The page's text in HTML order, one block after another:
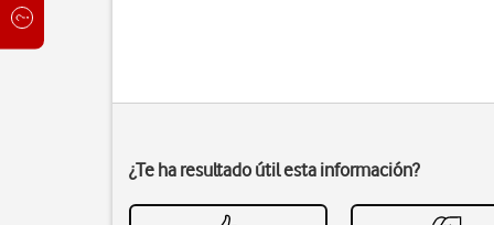
¿Te ha resultado útil esta información?